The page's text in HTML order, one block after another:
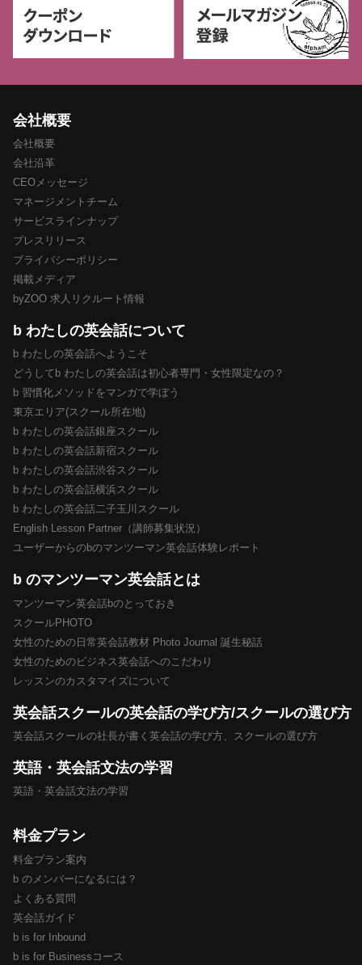
会社概要
会社概要
会社沿革
CEOメッセージ
マネージメントチーム
サービスラインナップ
プレスリリース
プライバシーポリシー
掲載メディア
byZOO 求人リクルート情報
b わたしの英会話について
b わたしの英会話へようこそ
どうしてb わたしの英会話は初心者専門・女性限定なの？
b 習慣化メソッドをマンガで学ぼう
東京エリア(スクール所在地)
b わたしの英会話銀座スクール
b わたしの英会話新宿スクール
b わたしの英会話渋谷スクール
b わたしの英会話横浜スクール
b わたしの英会話二子玉川スクール
English Lesson Partner（講師募集状況）
ユーザーからのbのマンツーマン英会話体験レポート
b のマンツーマン英会話とは
マンツーマン英会話bのとっておき
スクールPHOTO
女性のための日常英会話教材 Photo Journal 誕生秘話
女性のためのビジネス英会話へのこだわり
レッスンのカスタマイズについて
英会話スクールの英会話の学び方/スクールの選び方
英会話スクールの社長が書く英会話の学び方、スクールの選び方
英語・英会話文法の学習
英語・英会話文法の学習
料金プラン
料金プラン案内
b のメンバーになるには？
よくある質問
英会話ガイド
b is for Inbound
b is for Businessコース